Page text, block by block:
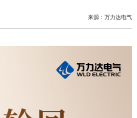
来源：万力达电气